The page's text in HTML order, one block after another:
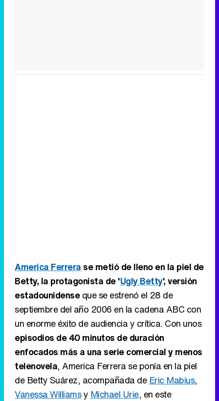
America Ferrera se metió de lleno en la piel de
Betty, la protagonista de 'Ugly Betty', versión
estadounidenseque se estrenó el 28 de
septiembre del año 2006 en la cadena ABC con
un enorme éxito de audiencia y crítica. Con unos
episodios de 40 minutos de duración
enfocados más a una serie comercial y menos
telenovela, America Ferrera se ponía en la piel
de Betty Suárez, acompañada de Eric Mabius,
Vanessa Williamsy Michael Urie, en este